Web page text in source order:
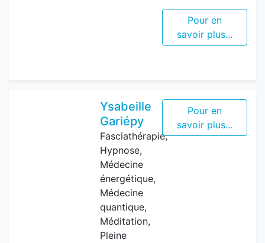
Pour en
savoir plus...
Ysabeille
Gariépy
Fasciathérapie,
Hypnose,
Médecine
énergétique,
Médecine
quantique,
Méditation,
Pleine
Pour en
savoir plus...